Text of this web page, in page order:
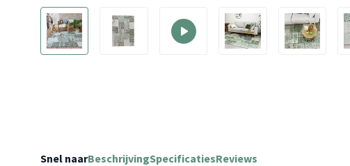
Snel naarBeschrijvingSpecificatiesReviews